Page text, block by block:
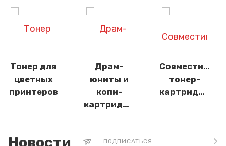
Тонер для
цветных
принтеров
Драм-
юниты и
копи-
картриджи
Совместимые
тонер-
картриджи
Новости ПОДПИСАТЬСЯ